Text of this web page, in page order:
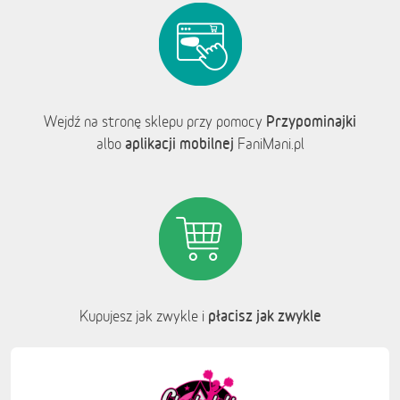
Wejdź na stronę sklepu przy pomocy Przypominajki
albo aplikacji mobilnej FaniMani.pl
Kupujesz jak zwykle i płacisz jak zwykle